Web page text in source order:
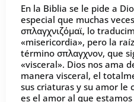
En la Biblia se le pide a
especial que muchas
σπλαγχνιζόμαϊ, lo
«misericordia», pero la
término σπλαγχνον, que
«visceral». Dios nos ama
manera visceral, el
sus criaturas y su amor le
es el amor al que